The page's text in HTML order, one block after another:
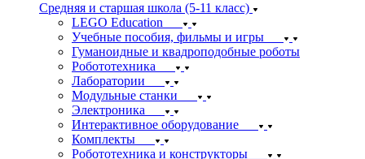
Средняя и старшая школа (5-11 класс)
LEGO Education
Учебные пособия, фильмы и игры
Гуманоидные и квадроподобные роботы
Робототехника
Лаборатории
Модульные станки
Электроника
Интерактивное оборудование
Комплекты
Робототехника и конструкторы